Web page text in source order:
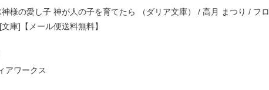
様の愛し子 神が人の子を育てたら （ダリア文庫） / 高月 まつり / フロ
庫]【メール便送料無料】
アワークス